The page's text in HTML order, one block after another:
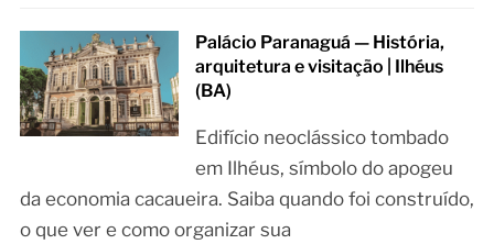
Palácio Paranaguá — História,
arquitetura e visitação | Ilhéus
(BA)
Edifício neoclássico tombado
em Ilhéus, símbolo do apogeu
da economia cacaueira. Saiba quando foi construído,
o que ver e como organizar sua